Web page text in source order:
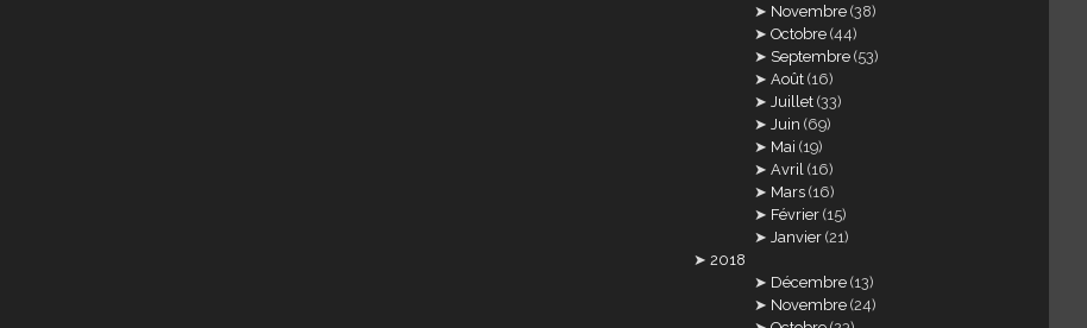
Novembre (38)
Octobre (44)
Septembre (53)
Août (16)
Juillet (33)
Juin (69)
Mai (19)
Avril (16)
Mars (16)
Février (15)
Janvier (21)
2018
Décembre (13)
Novembre (24)